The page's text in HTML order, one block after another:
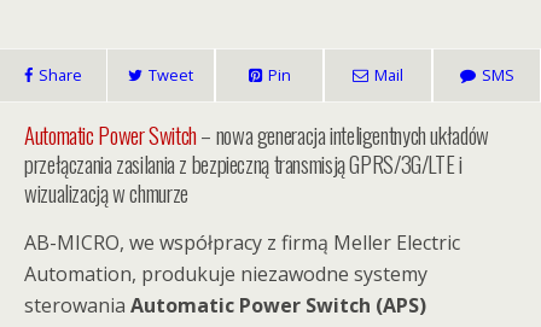
Share Tweet Pin Mail SMS
Automatic Power Switch– nowa generacja inteligentnych układów
przełączania zasilania z bezpieczną transmisją GPRS/3G/LTE i
wizualizacją w chmurze
AB-MICRO, we współpracy z firmą Meller Electric
Automation, produkuje niezawodne systemy
sterowania Automatic Power Switch (APS)